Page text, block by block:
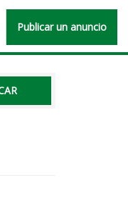
Publicar un anuncio